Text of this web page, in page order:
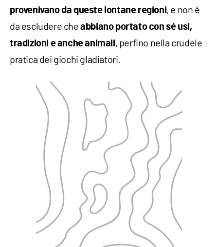
provenivano da queste lontane regioni, e non è
da escludere cheabbiano portato con sé usi,
tradizioni e anche animali, perfino nella crudele
pratica dei giochi gladiatori.